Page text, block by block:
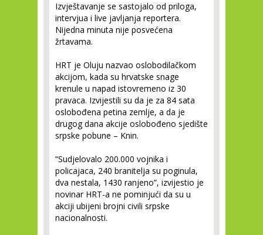
Izvještavanje se sastojalo od priloga,
intervjua i live javljanja reportera.
Nijedna minuta nije posvećena
žrtavama.
HRT je Oluju nazvao oslobodilačkom
akcijom, kada su hrvatske snage
krenule u napad istovremeno iz 30
pravaca. Izvijestili su da je za 84 sata
oslobođena petina zemlje, a da je
drugog dana akcije oslobođeno sjedište
srpske pobune – Knin.
“Sudjelovalo 200.000 vojnika i
policajaca, 240 branitelja su poginula,
dva nestala, 1430 ranjeno”, izvijestio je
novinar HRT-a ne pominjući da su u
akciji ubijeni brojni civili srpske
nacionalnosti.